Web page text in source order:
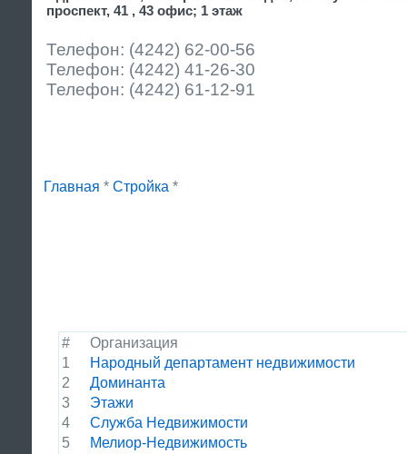
проспект, 41 , 43 офис; 1 этаж
Телефон: (4242) 62-00-56
Телефон: (4242) 41-26-30
Телефон: (4242) 61-12-91
Главная * Стройка *
#
Организация
1
Народный департамент недвижимости
2
Доминанта
3
Этажи
4
Служба Недвижимости
5
Мелиор-Недвижимость